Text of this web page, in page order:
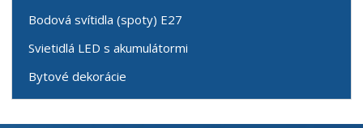
Bodová svítidla (spoty) E27
Svietidlá LED s akumulátormi
Bytové dekorácie